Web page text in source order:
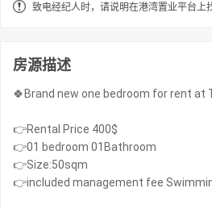
致电经纪人时，请说明在港湾置业平台上
房源描述
🍀Brand new one bedroom for rent at
👉Rental Price 400$
👉01 bedroom 01Bathroom
👉Size:50sqm
👉included management fee